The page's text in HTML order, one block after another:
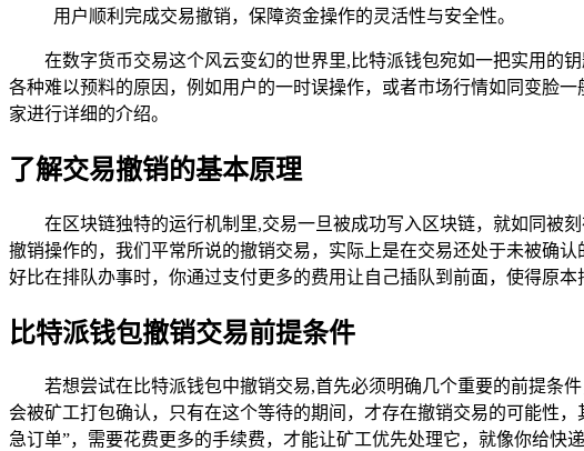
用户顺利完成交易撤销，保障资金操作的灵活性与安全性。
在数字货币交易这个风云变幻的世界里,比特派钱包宛如一把实用的
各种难以预料的原因，例如用户的一时误操作，或者市场行情如同变脸
家进行详细的介绍。
了解交易撤销的基本原理
在区块链独特的运行机制里,交易一旦被成功写入区块链，就如同被
撤销操作的，我们平常所说的撤销交易，实际上是在交易还处于未被确认
好比在排队办事时，你通过支付更多的费用让自己插队到前面，使得原本
比特派钱包撤销交易前提条件
若想尝试在比特派钱包中撤销交易,首先必须明确几个重要的前提条
会被矿工打包确认，只有在这个等待的期间，才存在撤销交易的可能性
急订单”，需要花费更多的手续费，才能让矿工优先处理它，就像你给快